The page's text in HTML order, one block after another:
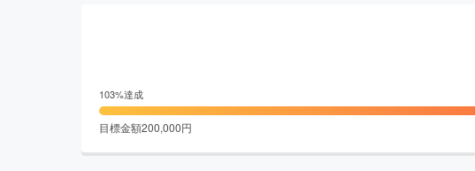
103%達成
目標金額200,000円